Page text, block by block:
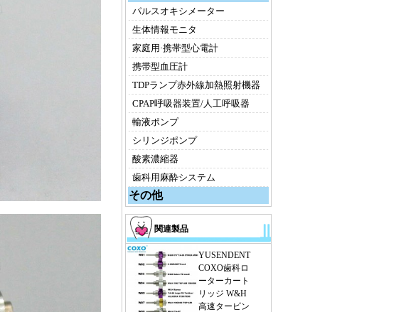
パルスオキシメーター
生体情報モニタ
家庭用·携帯型心電計
携帯型血圧計
TDPランプ赤外線加熱照射機器
CPAP呼吸器装置/人工呼吸器
輸液ポンプ
シリンジポンプ
酸素濃縮器
歯科用麻酔システム
その他
関連製品
YUSENDENT
COXO歯科ロ
ーターカート
リッジ W&H
高速タービン